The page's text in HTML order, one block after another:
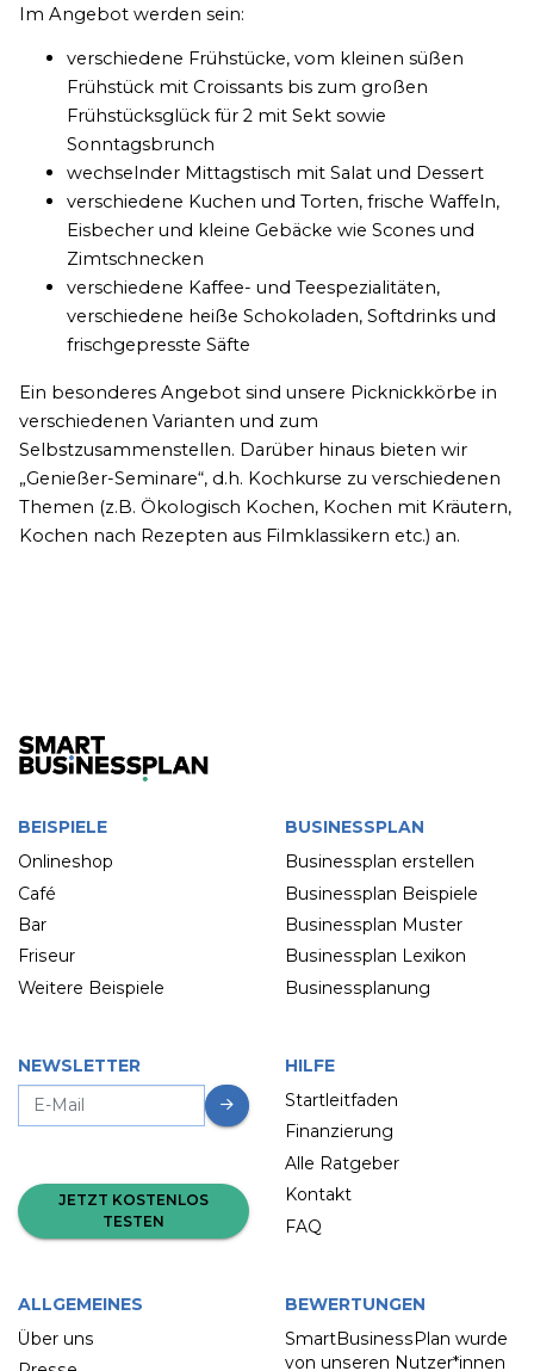
Im Angebot werden sein:
verschiedene Frühstücke, vom kleinen süßen
Frühstück mit Croissants bis zum großen
Frühstücksglück für 2 mit Sekt sowie
Sonntagsbrunch
wechselnder Mittagstisch mit Salat und Dessert
verschiedene Kuchen und Torten, frische Waffeln,
Eisbecher und kleine Gebäcke wie Scones und
Zimtschnecken
verschiedene Kaffee- und Teespezialitäten,
verschiedene heiße Schokoladen, Softdrinks und
frischgepresste Säfte
Ein besonderes Angebot sind unsere Picknickkörbe in
verschiedenen Varianten und zum
Selbstzusammenstellen. Darüber hinaus bieten wir
„Genießer-Seminare“, d.h. Kochkurse zu verschiedenen
Themen (z.B. Ökologisch Kochen, Kochen mit Kräutern,
Kochen nach Rezepten aus Filmklassikern etc.) an.
BEISPIELE
Onlineshop
Café
Bar
Friseur
Weitere Beispiele
BUSINESSPLAN
Businessplan erstellen
Businessplan Beispiele
Businessplan Muster
Businessplan Lexikon
Businessplanung
NEWSLETTER
JETZT KOSTENLOS
TESTEN
HILFE
Startleitfaden
Finanzierung
Alle Ratgeber
Kontakt
FAQ
ALLGEMEINES
Über uns
BEWERTUNGEN
SmartBusinessPlan wurde
von unseren Nutzer*innen